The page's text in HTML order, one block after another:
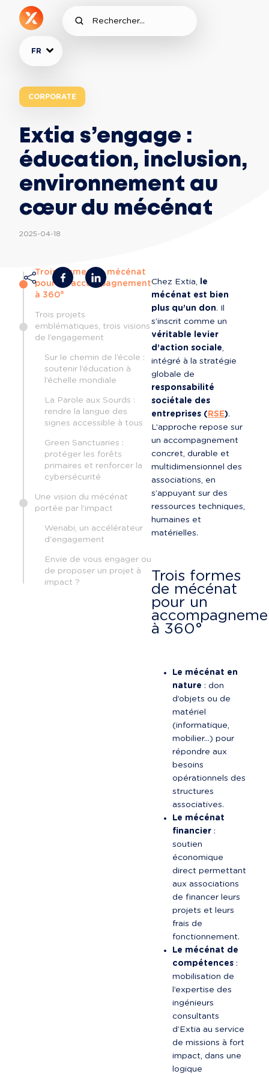
FR
CORPORATE
Extia s’engage :
éducation, inclusion,
environnement au
cœur du mécénat
2025-04-18
Trois formes de mécénat
pour un accompagnement
à 360°
Trois projets
emblématiques, trois visions
de l’engagement
Sur le chemin de l’école :
soutenir l’éducation à
l’échelle mondiale
La Parole aux Sourds :
rendre la langue des
signes accessible à tous
Green Sanctuaries :
protéger les forêts
primaires et renforcer la
cybersécurité
Une vision du mécénat
portée par l’impact
Wenabi, un accélérateur
d'engagement
Envie de vous engager ou
de proposer un projet à
impact ?
Chez Extia, le
mécénat est bien
plus qu’un don. Il
s’inscrit comme un
véritable levier
d’action sociale,
intégré à la stratégie
globale de
responsabilité
sociétale des
entreprises (RSE).
L’approche repose sur
un accompagnement
concret, durable et
multidimensionnel des
associations, en
s’appuyant sur des
ressources techniques,
humaines et
matérielles.
Trois formes
de mécénat
pour un
à 360°
Le mécénat en
nature : don
d’objets ou de
matériel
(informatique,
mobilier…) pour
répondre aux
besoins
opérationnels des
structures
associatives.
Le mécénat
financier :
soutien
économique
direct permettant
aux associations
de financer leurs
projets et leurs
frais de
fonctionnement.
Le mécénat de
compétences :
mobilisation de
l’expertise des
ingénieurs
consultants
d’Extia au service
de missions à fort
impact, dans une
logique